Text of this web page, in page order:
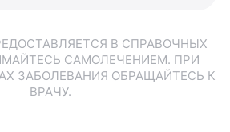
В СПРАВОЧНЫХ
САМОЛЕЧЕНИЕМ. ПРИ
ЗАБОЛЕВАНИЯ ОБРАЩАЙТЕСЬ К
ВРАЧУ.